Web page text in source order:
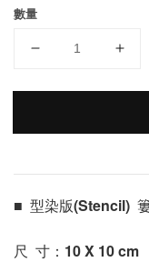
數量
■  型染版(Stencil)
尺  寸：10 X 10 cm